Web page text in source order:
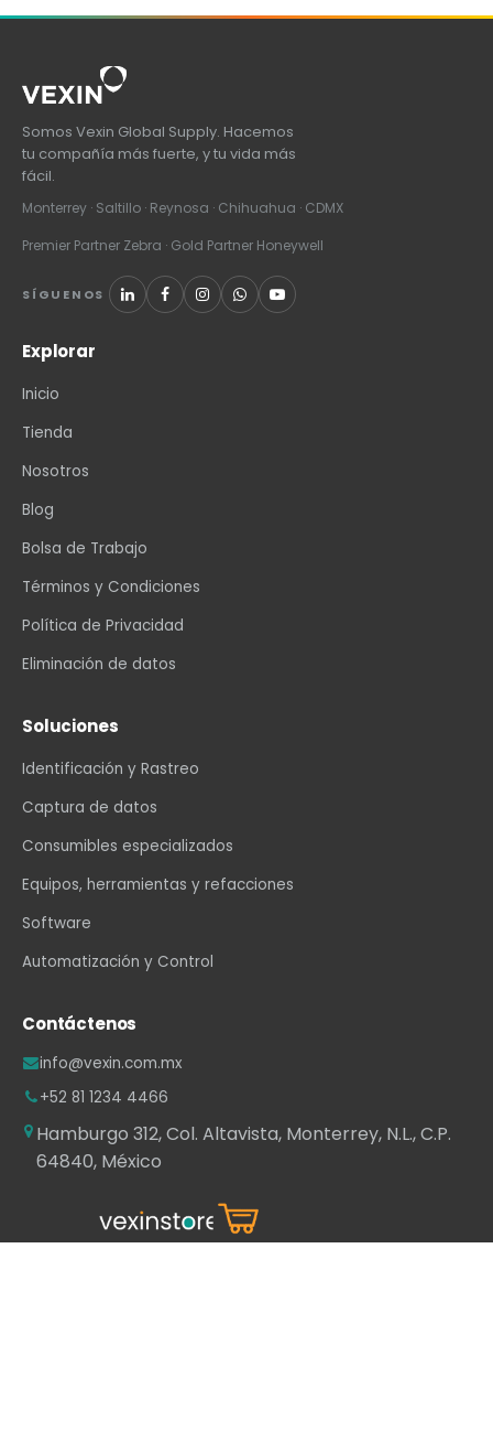
Somos Vexin Global Supply. Hacemos
tu compañía más fuerte, y tu vida más
fácil.
Monterrey · Saltillo · Reynosa · Chihuahua · CDMX
Premier Partner Zebra · Gold Partner Honeywell
SÍGUENOS
Explorar
Inicio
Tienda
Nosotros
Blog
Bolsa de Trabajo
Términos y Condiciones
Política de Privacidad
Eliminación de datos
Soluciones
Identificación y Rastreo
Captura de datos
Consumibles especializados
Equipos, herramientas y refacciones
Software
Automatización y Control
Contáctenos
info@vexin.com.mx
+52 81 1234 4466
Hamburgo 312, Col. Altavista, Monterrey, N.L., C.P.
64840, México